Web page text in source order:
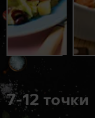
7-12 точки